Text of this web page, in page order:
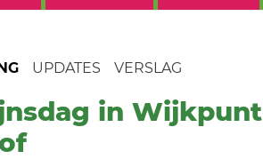
UPDATES VERSLAG
in Wijkpunt